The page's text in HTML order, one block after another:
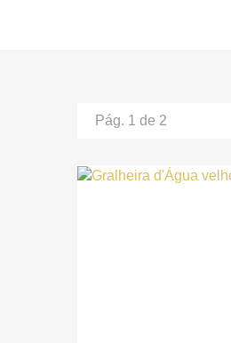
Pág. 1 de 2